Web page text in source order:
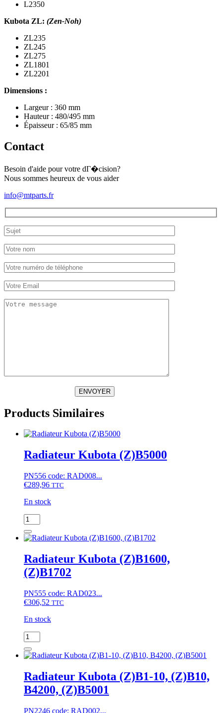
L2350
Kubota ZL: (Zen-Noh)
ZL235
ZL245
ZL275
ZL1801
ZL2201
Dimensions :
Largeur : 360 mm
Hauteur : 480/495 mm
Épaisseur : 65/85 mm
Contact
Besoin d'aide pour votre dГ�cision?
Nous sommes heureux de vous aider
info@mtparts.fr
ENVOYER
Products Similaires
Radiateur Kubota (Z)B5000
PN556 code: RAD008...
€289,96 TTC
En stock
quantité
de
Radiateur
(Z)B5000
Radiateur Kubota (Z)B1600,
(Z)B1702
PN555 code: RAD023...
€306,52 TTC
En stock
quantité
de
Radiateur
(Z)B1600,
(Z)B1702
Radiateur Kubota (Z)B1-10, (Z)B10,
B4200, (Z)B5001
PN2246 code: RAD002...